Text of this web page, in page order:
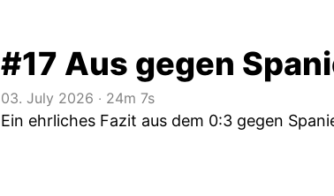
#17 Aus gegen
03. July 2026 ‧ 24m 7s
Ein ehrliches Fazit aus dem 0:3 gegen